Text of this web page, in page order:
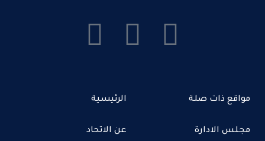
مواقع ذات صلة الرئيسية
مجلس الادارة عن الاتحاد